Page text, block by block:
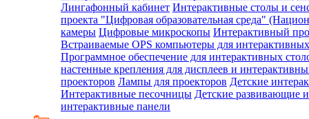
Лингафонный кабинет Интерактивные столы и
проекта "Цифровая образовательная среда"
камеры Цифровые микроскопы Интерактивный
Встраиваемые OPS компьютеры для
Программное обеспечение для интерактивных
настенные крепления для дисплеев и
проекторов Лампы для проекторов Детские
Интерактивные песочницы Детские развивающие
интерактивные панели